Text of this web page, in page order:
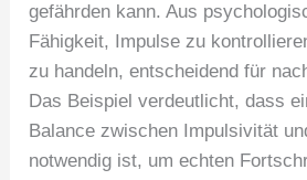
gefährden kann. Aus
Fähigkeit, Impulse zu
zu handeln, entscheidend für
Das Beispiel verdeutlicht, dass
Balance zwischen Impulsivität
notwendig ist, um echten